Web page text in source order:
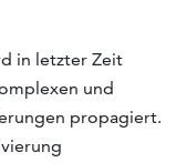
in letzter Zeit
und
propagiert.